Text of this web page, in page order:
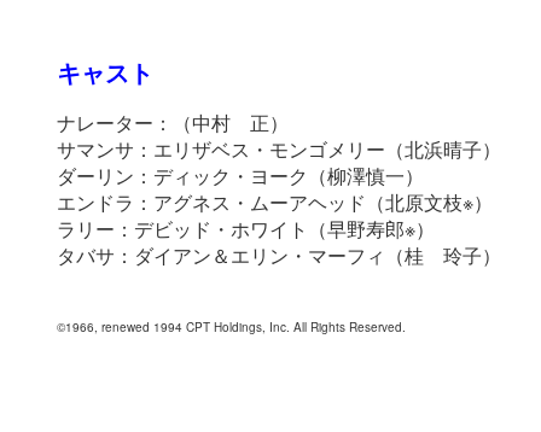
キャスト
ナレーター：（中村 正）
サマンサ：エリザベス・モンゴメリー（北浜晴子）
ダーリン：ディック・ヨーク（柳澤慎一）
エンドラ：アグネス・ムーアヘッド（北原文枝※）
ラリー：デビッド・ホワイト（早野寿郎※）
タバサ：ダイアン＆エリン・マーフィ（桂 玲子）
©1966, renewed 1994 CPT Holdings, Inc. All Rights Reserved.